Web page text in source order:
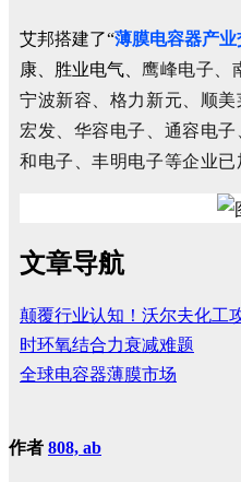
艾邦搭建了“薄膜电容器产业
康、胜业电气、 鹰峰电子、
宁波新容、格力新元、顺美
宏发、华容电子、 通容电子
和电子、丰明电子等企业已
文章导航
颠覆行业认知！沃尔夫化工
时环氧结合力衰减难题
全球电容器薄膜市场
作者 808, ab